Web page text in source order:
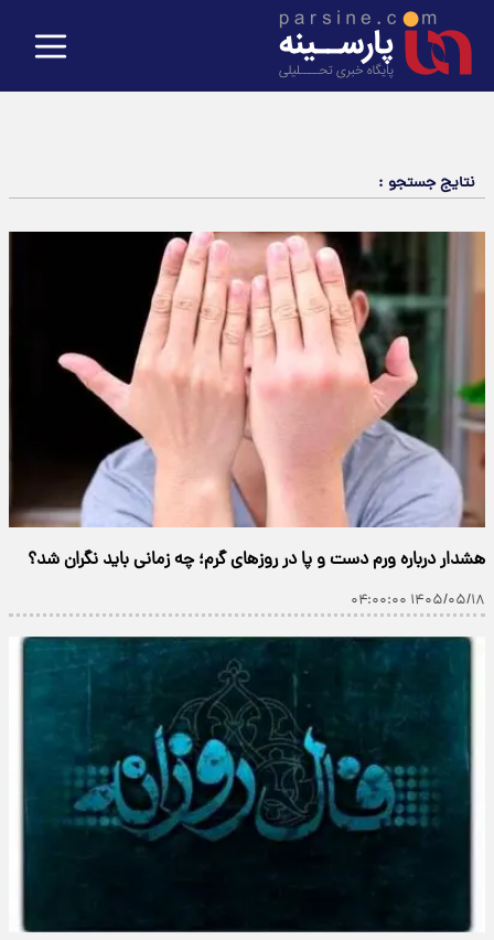
نتایج جستجو :
هشدار درباره ورم دست و پا در روزهای گرم؛ چه زمانی باید نگران شد؟
۱۴۰۵/۰۵/۱۸ ۰۴:۰۰:۰۰